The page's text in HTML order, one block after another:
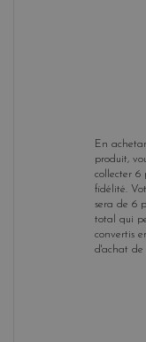
En
produit,
collecter 6
fidélité.
sera de 6
total qui
convertis
d'achat de